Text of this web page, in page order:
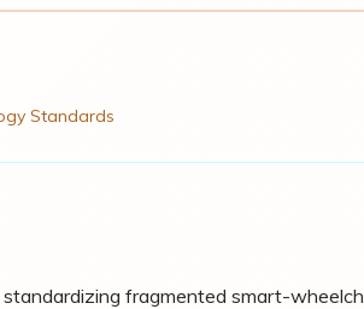
Standards
fragmented smart-